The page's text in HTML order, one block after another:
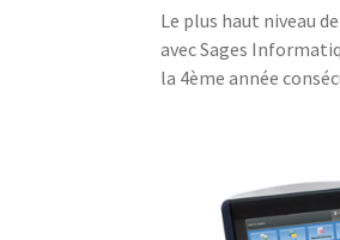
Le plus haut niveau
avec Sages
la 4ème année